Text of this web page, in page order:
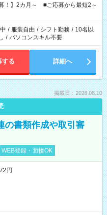
」 など、ご希望を教えてください
間。 合計で週40時間を超える場
！】2カ月～ ■ご応募から最短2～
/ 服装自由 / シフト勤務 / 10名以
/ パソコンスキル不要
する 詳細へ
掲載日：2026.08.10
の書類作成や取引審
WEB登録・面接OK
円